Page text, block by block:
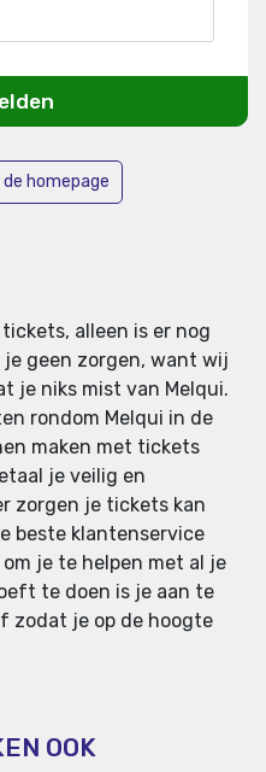
de homepage
alleen is er nog
je geen zorgen, want wij
je niks mist van Melqui.
rondom Melqui in de
maken met tickets
je veilig en
zorgen je tickets kan
beste klantenservice
je te helpen met al je
te doen is je aan te
zodat je op de hoogte
OOK